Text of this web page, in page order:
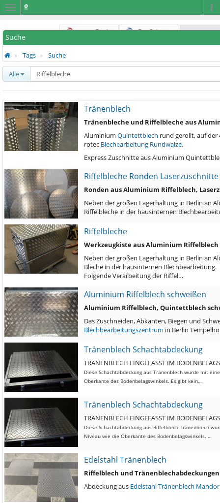
Navigation
Suche
Tags Suche
Alle
Tränenblech
Tränenbleche und Riffelbleche aus
Aluminium Quintettblech rund gerollt, auf der
rotec Blechearbeitung Rundwalze.
Express Zuschnitte aus Aluminium
Riffelbleche Ronden Laserzuschnitte
Ronden aus Aluminium Riffelblech,
Neben der großen Lagerhaltung in Berlin an
Riffelbleche in der hausinternen
Riffelbleche
Werkzeugkiste aus Aluminium Riffelblech
Neben der großen Lagerhaltung in Berlin an
Bleche in der hausinternen Blechbearbeitung.
Folgende Verarbeitung der Riffel…
Aluminium Riffelblech schweißen
Aluminium Riffelblech, Quintettblech
Das Zuschneiden, Abkanten, Biegen und
Blechbearbeitungszentrum in Berlin
Tränenblech Schachtabdeckung
TRÄNENBLECH EINGEFASST IM
Diese Schachtabdeckung aus Tränenblech wurde mit
Oberkante des Bodenbelagswinkels. Es gibt kein…
Tränenblech Schachtabdeckung
TRÄNENBLECH EINGEFASST IM
Diese Schachtabdeckung aus Riffelblech Tränenblech
Niveau wie die Oberkante des Bodenbelagswinkels. …
Edelstahl Tränenblech
Riffelblech und Tränenblechabdeckungen
Abdeckung aus EdelstahlTränenblech